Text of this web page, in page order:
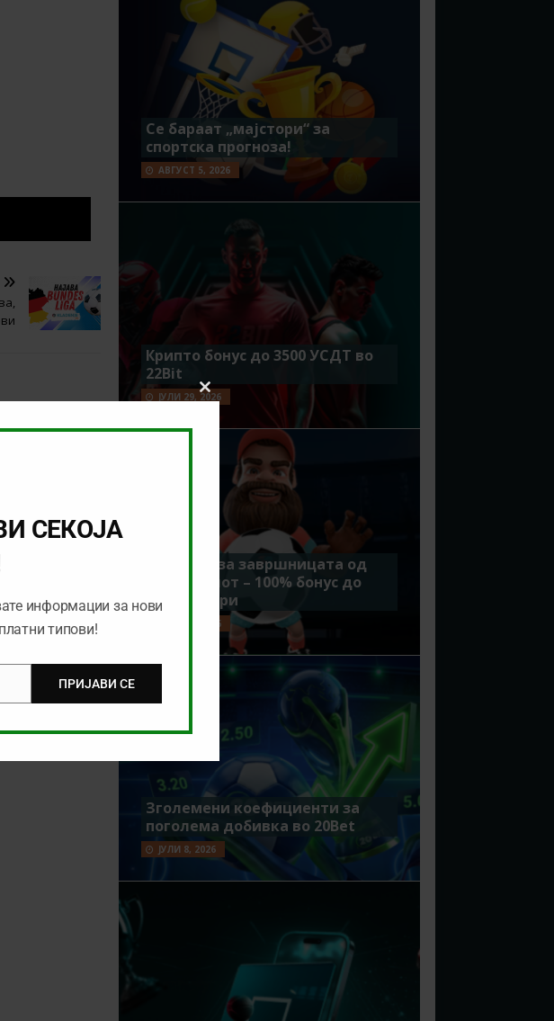
Се бараат „мајстори“ за
спортска прогноза!
АВГУСТ 5, 2026
Крипто бонус до 3500 УСДТ во
22Bit
ЈУЛИ 29, 2026
Идеално за завршницата од
Мундијалот – 100% бонус до
7500 денари
ЈУЛИ 15, 2026
Зголемени коефициенти за
поголема добивка во 20Bet
ЈУЛИ 8, 2026
Close
module
СЕКОЈА
информации за нови
типови!
ПРИЈАВИ СЕ